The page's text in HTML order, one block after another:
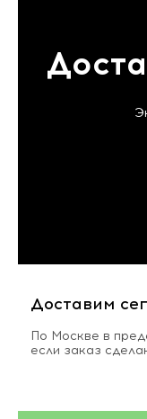
Доставим
По Москве в
если заказ